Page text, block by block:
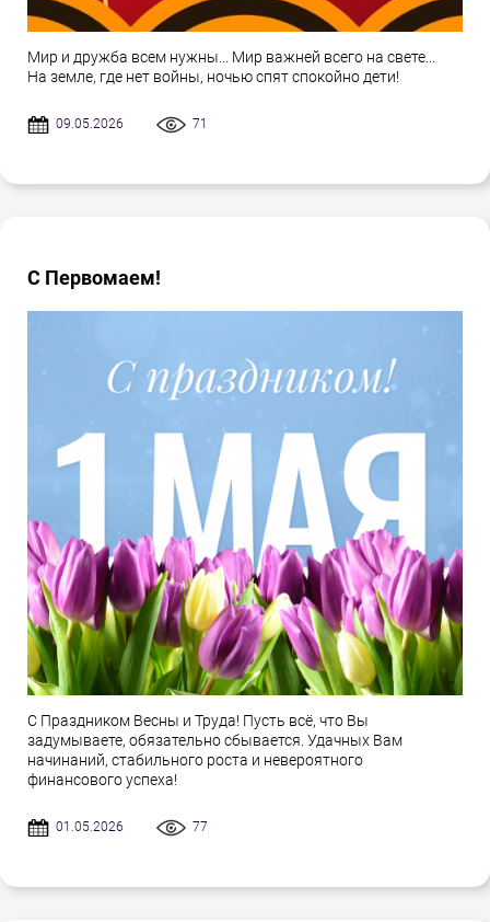
Мир и дружба всем нужны... Мир важней всего на свете...
На земле, где нет войны, ночью спят спокойно дети!
09.05.2026 71
С Первомаем!
С Праздником Весны и Труда! Пусть всё, что Вы
задумываете, обязательно сбывается. Удачных Вам
начинаний, стабильного роста и невероятного
финансового успеха!
01.05.2026 77